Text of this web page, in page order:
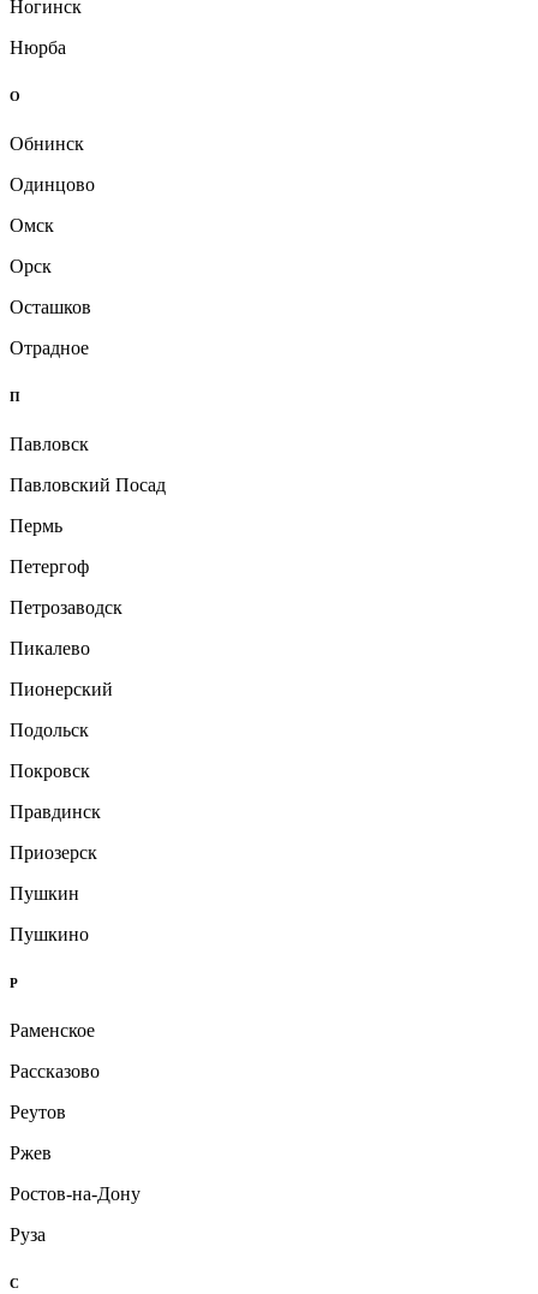
Ногинск
Нюрба
О
Обнинск
Одинцово
Омск
Орск
Осташков
Отрадное
П
Павловск
Павловский Посад
Пермь
Петергоф
Петрозаводск
Пикалево
Пионерский
Подольск
Покровск
Правдинск
Приозерск
Пушкин
Пушкино
Р
Раменское
Рассказово
Реутов
Ржев
Ростов-на-Дону
Руза
С